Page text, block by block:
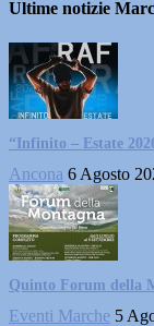
Ultime notizie
“Infinito – Estate
Ancona 6 Agosto
Quinto Forum della
Eventi Marche 5